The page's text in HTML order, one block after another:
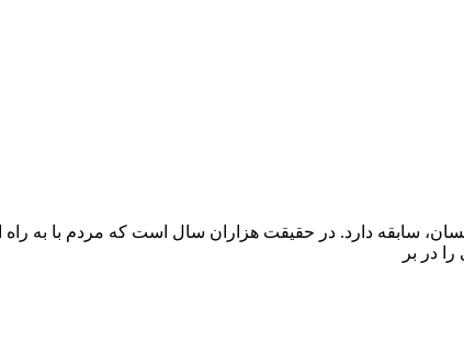
سابقه دارد. در حقیقت هزاران سال است که مردم با به
در بر